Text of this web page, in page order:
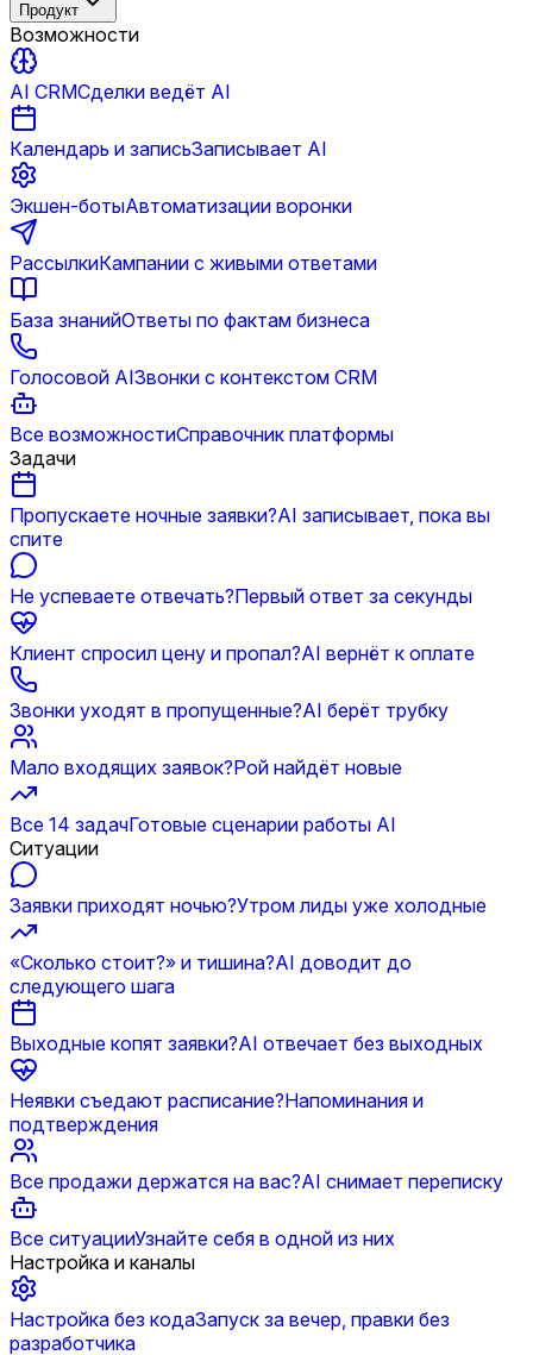
Продукт
Возможности
AI CRMСделки ведёт AI
Календарь и записьЗаписывает AI
Экшен-ботыАвтоматизации воронки
РассылкиКампании с живыми ответами
База знанийОтветы по фактам бизнеса
Голосовой AIЗвонки с контекстом CRM
Все возможностиСправочник платформы
Задачи
Пропускаете ночные заявки?AI записывает, пока вы
спите
Не успеваете отвечать?Первый ответ за секунды
Клиент спросил цену и пропал?AI вернёт к оплате
Звонки уходят в пропущенные?AI берёт трубку
Мало входящих заявок?Рой найдёт новые
Все 14 задачГотовые сценарии работы AI
Ситуации
Заявки приходят ночью?Утром лиды уже холодные
«Сколько стоит?» и тишина?AI доводит до
следующего шага
Выходные копят заявки?AI отвечает без выходных
Неявки съедают расписание?Напоминания и
подтверждения
Все продажи держатся на вас?AI снимает переписку
Все ситуацииУзнайте себя в одной из них
Настройка и каналы
Настройка без кодаЗапуск за вечер, правки без
разработчика